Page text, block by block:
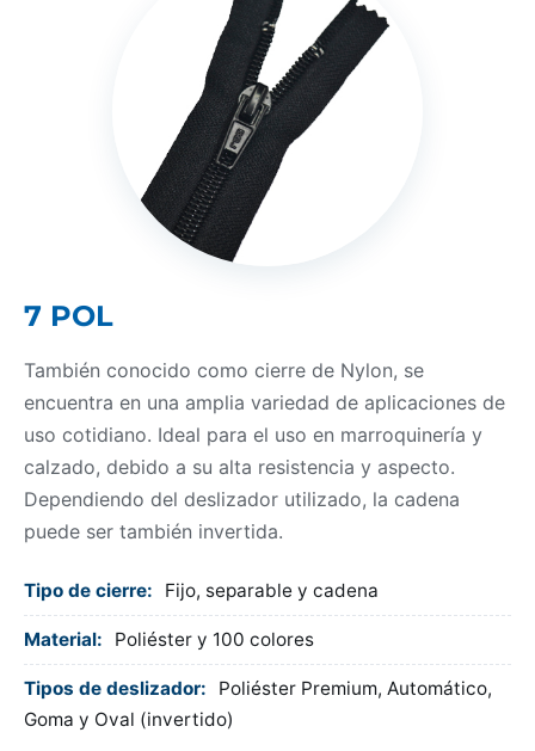
7 POL
También conocido como cierre de Nylon, se
encuentra en una amplia variedad de aplicaciones de
uso cotidiano. Ideal para el uso en marroquinería y
calzado, debido a su alta resistencia y aspecto.
Dependiendo del deslizador utilizado, la cadena
puede ser también invertida.
Tipo de cierre: Fijo, separable y cadena
Material: Poliéster y 100 colores
Tipos de deslizador:
Poliéster Premium, Automático,
Goma y Oval (invertido)